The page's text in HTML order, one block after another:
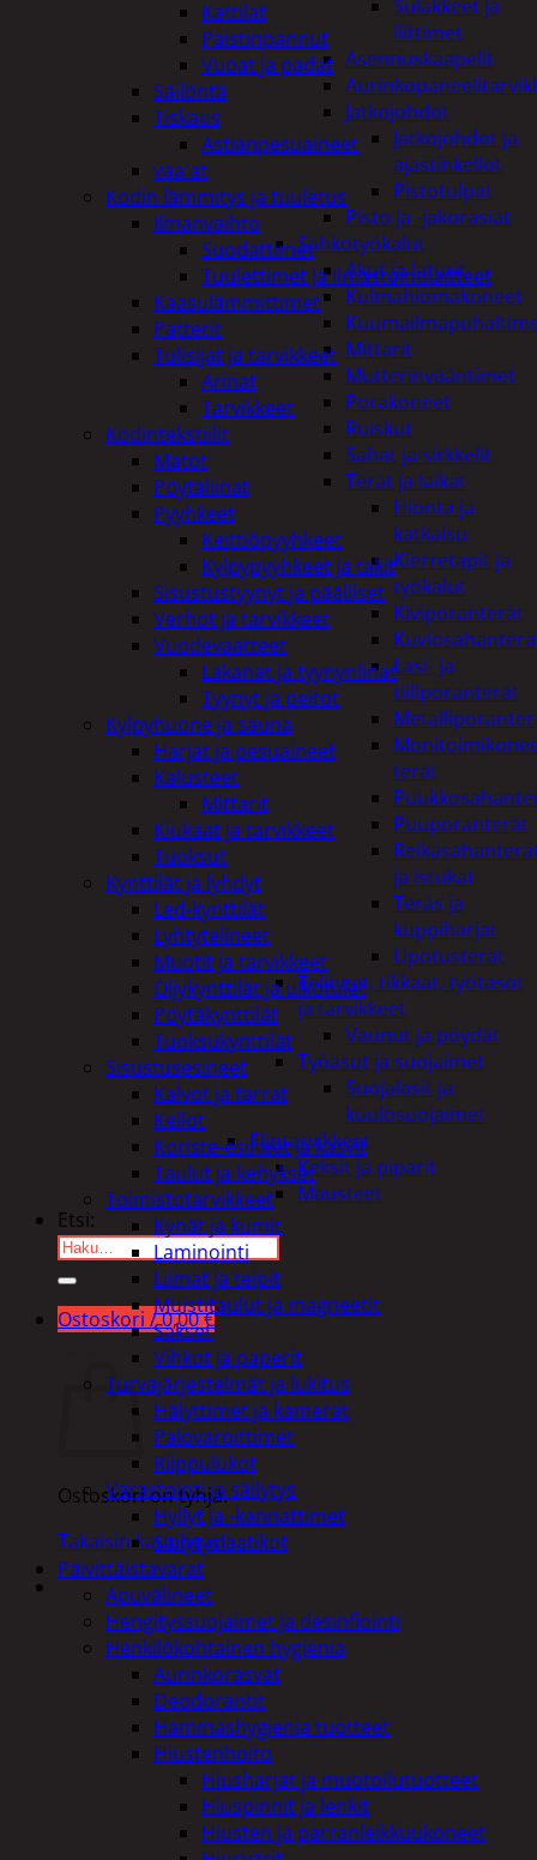
Sulakkeet ja
liittimet
Asennuskaapelit
Jatkojohdot
Jatkojohdot ja
ajastinkellot
Pistotulpat
Pisto ja -jakorasiat
Sähkötyökalut
Akut ja laturit
Kulmahiomakoneet
Mittarit
Mutterinvääntimet
Porakoneet
Ruiskut
Sahat ja sirkkelit
Terät ja laikat
Hionta ja
katkaisu
Kierretapit ja
työkalut
Kiviporanterät
Kuviosahanterä
Lasi- ja
tiiliporanterät
terät
Puuporanterät
ja istukat
Teräs ja
kuppiharjat
Upotusterät
Telineet, tikkaat, työtasot
ja tarvikkeet
Vaunut ja pöydät
Työasut ja suojaimet
Suojalasit ja
kuulosuojaimet
Elintarvikkeet
Keksit ja piparit
Mausteet
Etsi:
Ostoskori /0,00€
Ostoskori on tyhjä.
Takaisin kauppaan
Kattilat
Paistinpannut
Vuoat ja padat
Säilöntä
Tiskaus
Astianpesuaineet
vaa'at
Kodin lämmitys ja tuuletus
Ilmanvaihto
Suodattimet
Tuulettimet ja Ilmastointilaitteet
Kaasulämmittimet
Patterit
Tulisijat ja tarvikkeet
Arinat
Tarvikkeet
Kodintekstiilit
Matot
Pöytäliinat
Pyyhkeet
Keittiöpyyhkeet
Kylpypyyhkeet ja takit
Sisustustyynyt ja päälliset
Verhot ja tarvikkeet
Vuodevaatteet
Lakanat ja tyynynlinat
Tyynyt ja peitot
Kylpyhuone ja sauna
Harjat ja pesuaineet
Kalusteet
Mittarit
Kiukaat ja tarvikkeet
Tuoksut
Kynttilät ja lyhdyt
Led-kynttilät
Lyhtytelineet
Muotit ja tarvikkeet
Öljykynttilät ja ulkotulet
Pöytäkynttilät
Tuoksukynttilät
Sisustusesineet
Kalvot ja tarrat
Kellot
Koriste-esineet ja kasvit
Taulut ja kehykset
Toimistotarvikkeet
Kynät ja kumit
Laminointi
Liimat ja teipit
Muistitaulut ja magneetit
Sakset
Vihkot ja paperit
Turvajärjestelmät ja lukitus
Hälyttimet ja kamerat
Palovaroittimet
Riippulukot
Varastointi ja säilytys
Hyllyt ja -kannattimet
Säilytyslaatikot
Päivittäistavarat
Apuvälineet
Hengityssuojaimet ja desinfiointi
Henkilökohtainen hygienia
Aurinkorasvat
Deodorantit
Hammashygienia tuotteet
Hiustenhoito
Hiusharjat ja muotoilutuotteet
Hiuspinnit ja lenkit
Hiusten ja parranleikkuukoneet